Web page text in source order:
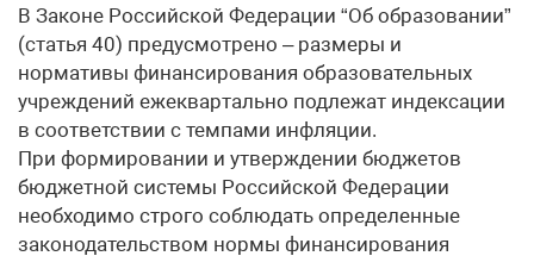
В Законе Российской Федерации “Об образовании”
(статья 40) предусмотрено – размеры и
нормативы финансирования образовательных
учреждений ежеквартально подлежат индексации
в соответствии с темпами инфляции.
При формировании и утверждении бюджетов
бюджетной системы Российской Федерации
необходимо строго соблюдать определенные
законодательством нормы финансирования